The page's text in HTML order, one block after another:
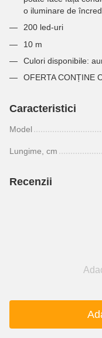
o iluminare de
200 led-uri
10 m
Culori disponibile:
OFERTA CONȚINE
Caracteristici
Model
Lungime, cm
Recenzii